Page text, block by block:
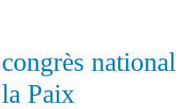
national
Paix